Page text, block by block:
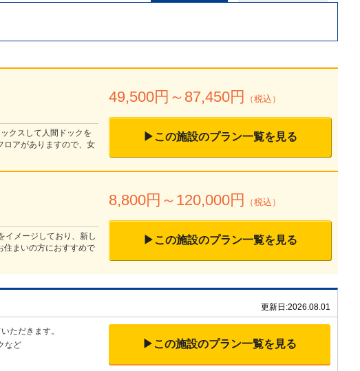
クスして人間ドックを
ロアがありますので、女
49,500円～ 87,450円 （税込）
▶この施設のプラン一覧を見る
イメージしており、新し
住まいの方におすすめで
8,800円～ 120,000円 （税込）
▶この施設のプラン一覧を見る
更新日:2026.08.01
ただきます。
など
▶この施設のプラン一覧を見る